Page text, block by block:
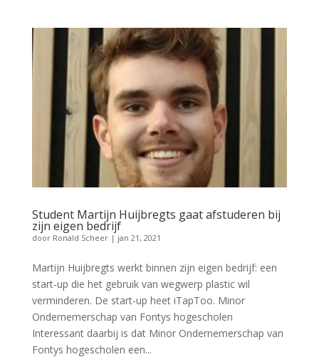
Student Martijn Huijbregts gaat afstuderen bij
zijn eigen bedrijf
door Ronald Scheer| jan 21, 2021
Martijn Huijbregts werkt binnen zijn eigen bedrijf: een
start-up die het gebruik van wegwerp plastic wil
verminderen. De start-up heet iTapToo. Minor
Ondernemerschap van Fontys hogescholen
Interessant daarbij is dat Minor Ondernemerschap van
Fontys hogescholen een...